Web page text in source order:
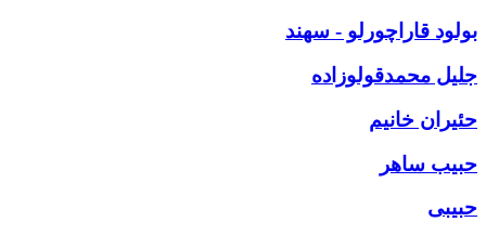
بولود قاراچورلو - سهند
جلیل محمدقولوزاده
حئیران خانیم
حبیب ساهر
حبیبی